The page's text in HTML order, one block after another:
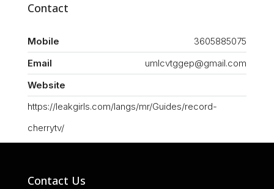
Contact
Mobile
3605885075
Email
umlcvtggep@gmail.com
Website
https://leakgirls.com/langs/mr/Guides/record-
cherrytv/
Contact Us